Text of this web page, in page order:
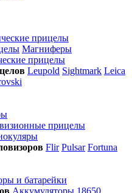
прицелы
Магниферы
прицелы
Leupold Sightmark Leica
прицелы
Flir Pulsar Fortuna
и батарейки
Аккумуляторы 18650